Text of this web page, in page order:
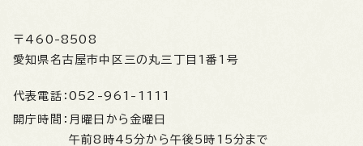
〒460-8508
愛知県名古屋市中区三の丸三丁目1番1号
代表電話： 052-961-1111
開庁時間： 月曜日から金曜日
午前8時45分から午後5時15分まで